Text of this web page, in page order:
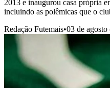
2013 e inaugurou casa própria
incluindo as polêmicas que o
Redação Futemais•03 de agosto